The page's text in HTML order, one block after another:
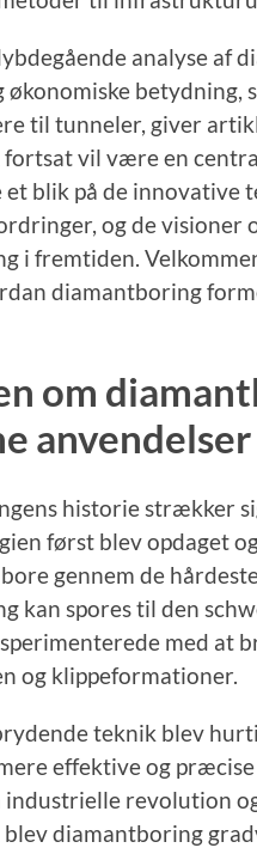
analyse af
betydning,
til tunneler, giver
vil være en
et blik på de innovative
og de visioner
i fremtiden.
diamantboring
om
anvendelser
historie strækker
først blev opdaget
gennem de
kan spores til den
med
og klippeformationer.
teknik blev
effektive og
industrielle revolution
diamantboring